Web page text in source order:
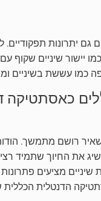
יתרונות תפקודיים.
יישור שיניים
כמו עששת בשיניים
רושם מתמשך.
את החיוך שתמיד
מציעים
הדנטלית הכללית